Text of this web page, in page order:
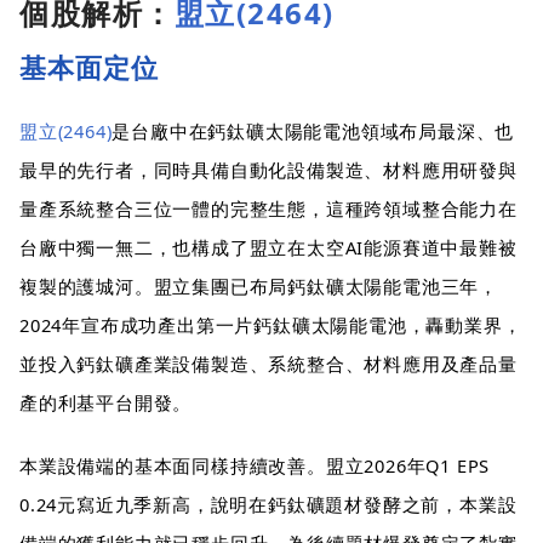
個股解析： 盟立(2464)
基本面定位
盟立(2464)是台廠中在鈣鈦礦太陽能電池領域布局最深、也
最早的先行者，同時具備自動化設備製造、材料應用研發與
量產系統整合三位一體的完整生態，這種跨領域整合能力在
台廠中獨一無二，也構成了盟立在太空AI能源賽道中最難被
複製的護城河。盟立集團已布局鈣鈦礦太陽能電池三年，
2024年宣布成功產出第一片鈣鈦礦太陽能電池，轟動業界，
並投入鈣鈦礦產業設備製造、系統整合、材料應用及產品量
產的利基平台開發。
本業設備端的基本面同樣持續改善。盟立2026年Q1 EPS
0.24元寫近九季新高，說明在鈣鈦礦題材發酵之前，本業設